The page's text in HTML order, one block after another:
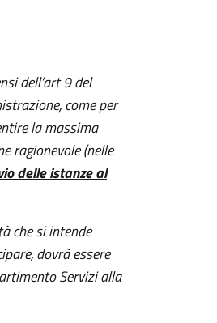
dell’art 9 del
come per
la massima
ragionevole (nelle
delle istanze al
che si intende
dovrà essere
Servizi alla